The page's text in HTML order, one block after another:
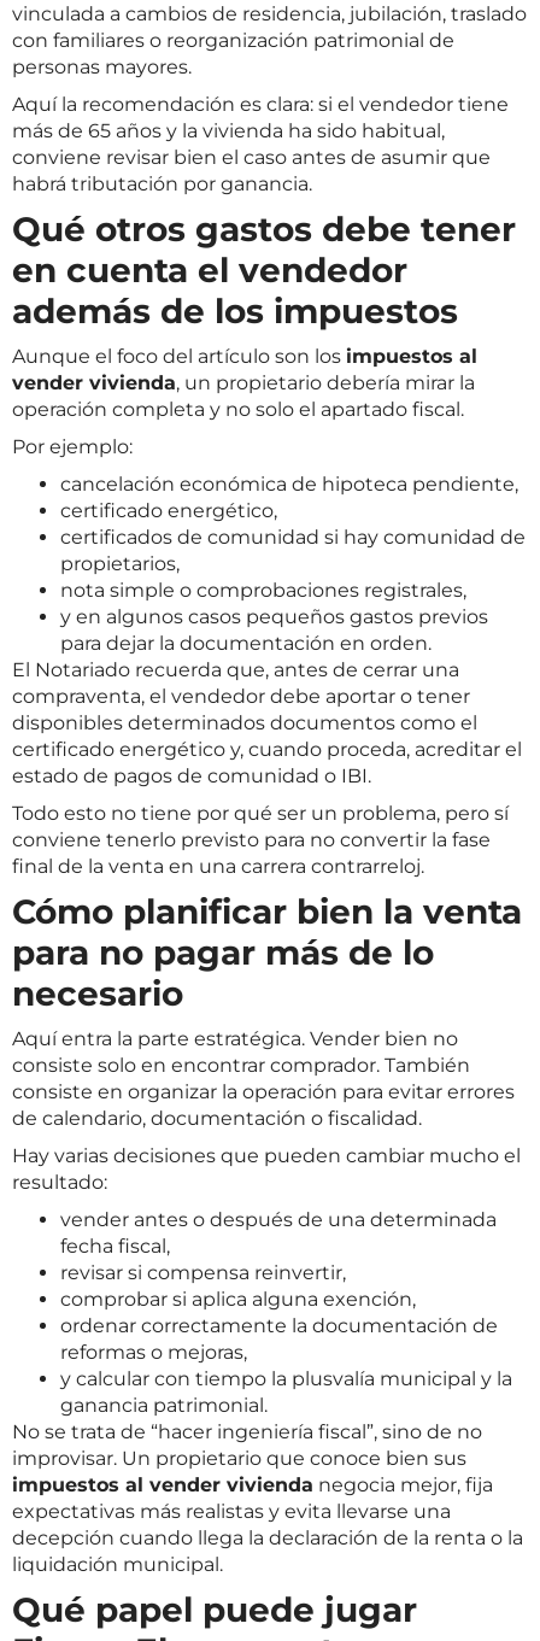
vinculada a cambios de residencia, jubilación, traslado
con familiares o reorganización patrimonial de
personas mayores.
Aquí la recomendación es clara: si el vendedor tiene
más de 65 años y la vivienda ha sido habitual,
conviene revisar bien el caso antes de asumir que
habrá tributación por ganancia.
Qué otros gastos debe tener
en cuenta el vendedor
además de los impuestos
Aunque el foco del artículo son los impuestos al
vender vivienda, un propietario debería mirar la
operación completa y no solo el apartado fiscal.
Por ejemplo:
cancelación económica de hipoteca pendiente,
certificado energético,
certificados de comunidad si hay comunidad de
propietarios,
nota simple o comprobaciones registrales,
y en algunos casos pequeños gastos previos
para dejar la documentación en orden.
El Notariado recuerda que, antes de cerrar una
compraventa, el vendedor debe aportar o tener
disponibles determinados documentos como el
certificado energético y, cuando proceda, acreditar el
estado de pagos de comunidad o IBI.
Todo esto no tiene por qué ser un problema, pero sí
conviene tenerlo previsto para no convertir la fase
final de la venta en una carrera contrarreloj.
Cómo planificar bien la venta
para no pagar más de lo
necesario
Aquí entra la parte estratégica. Vender bien no
consiste solo en encontrar comprador. También
consiste en organizar la operación para evitar errores
de calendario, documentación o fiscalidad.
Hay varias decisiones que pueden cambiar mucho el
resultado:
vender antes o después de una determinada
fecha fiscal,
revisar si compensa reinvertir,
comprobar si aplica alguna exención,
ordenar correctamente la documentación de
reformas o mejoras,
y calcular con tiempo la plusvalía municipal y la
ganancia patrimonial.
No se trata de “hacer ingeniería fiscal”, sino de no
improvisar. Un propietario que conoce bien sus
impuestos al vender vivienda negocia mejor, fija
expectativas más realistas y evita llevarse una
decepción cuando llega la declaración de la renta o la
liquidación municipal.
Qué papel puede jugar